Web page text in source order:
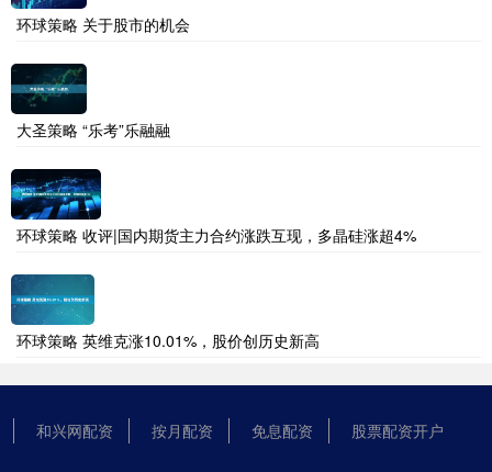
环球策略 关于股市的机会
大圣策略 “乐考”乐融融
环球策略 收评|国内期货主力合约涨跌互现，多晶硅涨超4%
环球策略 英维克涨10.01%，股价创历史新高
和兴网配资 按月配资 免息配资 股票配资开户